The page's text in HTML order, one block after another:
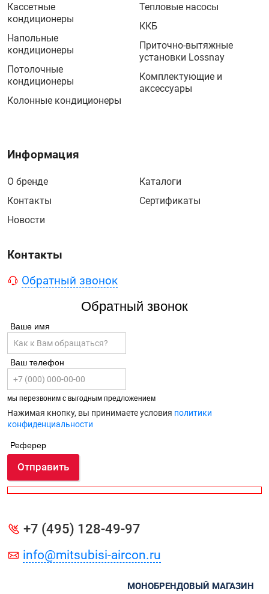
Кассетные
кондиционеры
Напольные
кондиционеры
Потолочные
кондиционеры
Колонные кондиционеры
Тепловые насосы
ККБ
Приточно-вытяжные
установки Lossnay
Комплектующие и
аксессуары
Информация
О бренде
Контакты
Новости
Каталоги
Сертификаты
Контакты
Обратный звонок
Обратный звонок
Ваше имя
Ваш телефон
мы перезвоним с выгодным предложением
Нажимая кнопку, вы принимаете условия политики
конфиденциальности
Реферер
Отправить
+7 (495) 128-49-97
info@mitsubisi-aircon.ru
МОНОБРЕНДОВЫЙ МАГАЗИН